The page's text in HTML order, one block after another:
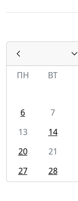
ПН
ВТ
6
7
13
14
20
21
27
28